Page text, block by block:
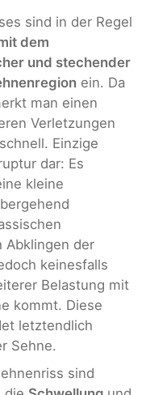
sind in der Regel
dem
und stechender
ein. Da
man einen
Verletzungen
Einzige
dar: Es
kleine
Abklingen der
keinesfalls
Belastung mit
kommt. Diese
letztendlich
Sehne.
sind